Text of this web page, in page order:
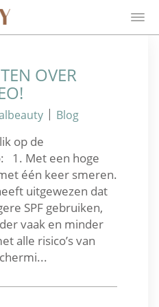
OVER
| Blog
op de
1. Met een hoge
één keer smeren.
uitgewezen dat
SPF gebruiken,
vaak en minder
alle risico’s van